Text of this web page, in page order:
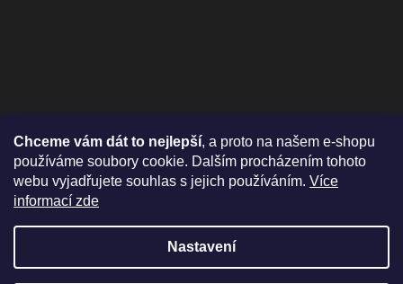
Chceme vám dát to nejlepší, a proto na našem e-shopu
používáme soubory cookie. Dalším procházením tohoto
webu vyjadřujete souhlas s jejich používáním. Více
informací zde
Nastavení